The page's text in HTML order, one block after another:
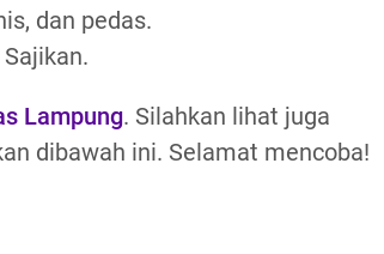
dan pedas.
Lampung. Silahkan lihat juga
dibawah ini. Selamat mencoba!